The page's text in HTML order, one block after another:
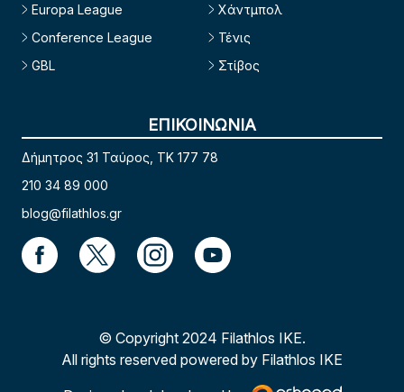
Europa League
Conference League
GBL
Χάντμπολ
Τένις
Στίβος
ΕΠΙΚΟΙΝΩΝΙΑ
Δήμητρος 31 Ταύρος, TK 177 78
210 34 89 000
blog@filathlos.gr
© Copyright 2024 Filathlos ΙΚΕ.
All rights reserved powered by Filathlos ΙΚΕ